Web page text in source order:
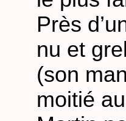
Près
nu et
(son
moitié